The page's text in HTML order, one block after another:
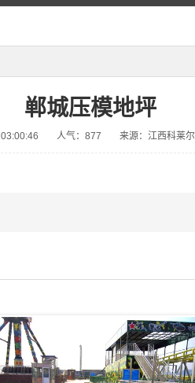
郸城压模地坪
人气：877 来源：江西科莱